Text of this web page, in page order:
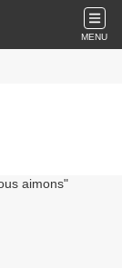
MENU